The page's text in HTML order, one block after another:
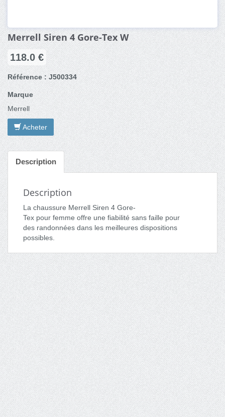
Merrell Siren 4 Gore-Tex W
118.0 €
Référence : J500334
Marque
Merrell
Acheter
Description
Description
La chaussure Merrell Siren 4 Gore-
Tex pour femme offre une fiabilité sans faille pour
des randonnées dans les meilleures dispositions
possibles.